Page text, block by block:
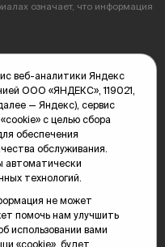
означает, что информация
28А
веб-аналитики Яндекс
ООО «ЯНДЕКС», 119021,
— Яндекс), сервис
с целью сбора
обеспечения
обслуживания.
автоматически
технологий.
не может
помочь нам улучшить
использовании вами
«cookie», будет